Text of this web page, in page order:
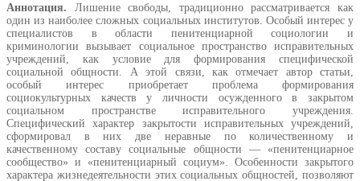
Аннотация. Лишение свободы, традиционно рассматривается как
один из наиболее сложных социальных институтов. Особый интерес у
специалистов в области пенитенциарной социологии и
криминологии вызывает социальное пространство исправительных
учреждений, как условие для формирования специфической
социальной общности. А этой связи, как отмечает автор статьи,
особый интерес приобретает проблема формирования
социокультурных качеств у личности осужденного в закрытом
социальном пространстве исправительного учреждения.
Специфический характер закрытости исправительных учреждений,
сформировал в них две неравные по количественному и
качественному составу социальные общности — «пенитенциарное
сообщество» и «пенитенциарный социум». Особенности закрытого
характера жизнедеятельности этих социальных общностей, позволяют